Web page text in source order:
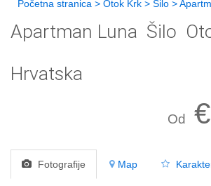
Početna stranica > Otok Krk > Šilo >
Apartman Luna Šilo
Hrvatska
Od €
Fotografije Map